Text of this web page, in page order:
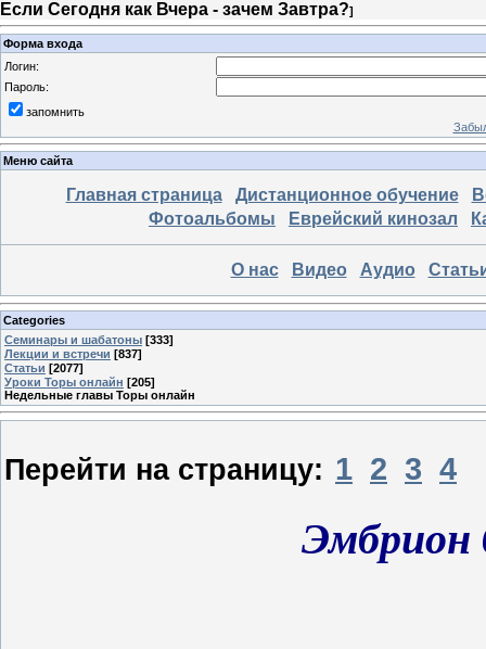
Если Сегодня как Вчера - зачем Завтра?]
Форма входа
Логин:
Пароль:
запомнить
Меню сайта
Главная страница Дистанционное обучение
Фотоальбомы
Еврейский кинозал
О нас Видео Аудио
Categories
Семинары и шабатоны [333]
Лекции и встречи [837]
Статьи [2077]
Уроки Торы онлайн [205]
Недельные главы Торы онлайн
Перейти на страницу: 1 2 3 4
Эмбрион